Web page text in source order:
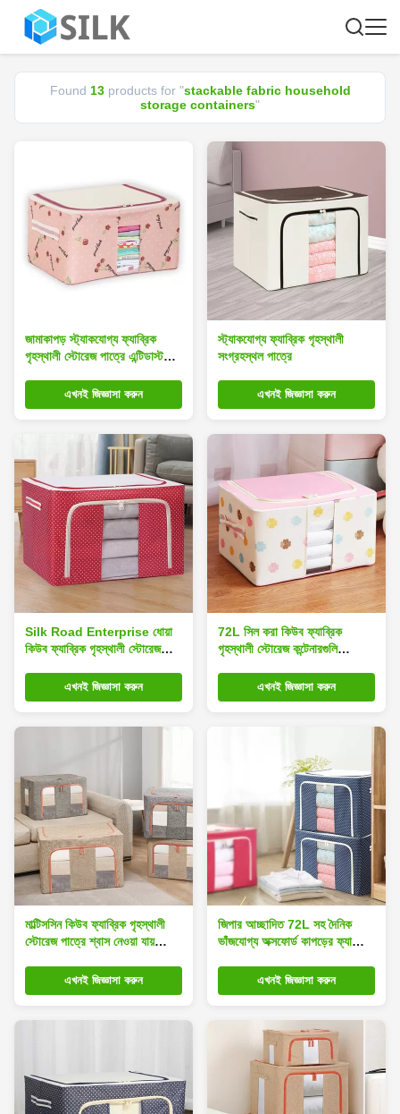
Found 13products for "stackable fabric household
storage containers"
জামাকাপড় স্ট্যাকযোগ্য ফ্যাব্রিক
গৃহস্থালী স্টোরেজ পাত্রে এন্টিডাস্ট
এখনই জিজ্ঞাসা করুন
স্ট্যাকযোগ্য ফ্যাব্রিক গৃহস্থালী
সংগ্রহস্থল পাত্রে
এখনই জিজ্ঞাসা করুন
Silk Road Enterprise ধোয়া
কিউব ফ্যাব্রিক গৃহস্থালী স্টোরেজ
এখনই জিজ্ঞাসা করুন
72L সিল করা কিউব ফ্যাব্রিক
গৃহস্থালী স্টোরেজ কন্টেনারগুলি
এখনই জিজ্ঞাসা করুন
মাল্টিসসিন কিউব ফ্যাব্রিক গৃহস্থালী
স্টোরেজ পাত্রে শ্বাস নেওয়া যায়
এখনই জিজ্ঞাসা করুন
জিপার আচ্ছাদিত 72L সহ দৈনিক
ভাঁজযোগ্য অক্সফোর্ড কাপড়ের ফ্যাব্রিক
এখনই জিজ্ঞাসা করুন